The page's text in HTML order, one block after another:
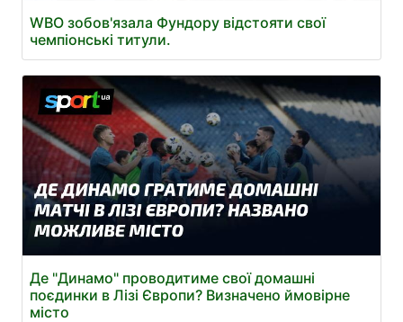
WBO зобов'язала Фундору відстояти свої
чемпіонські титули.
Де "Динамо" проводитиме свої домашні
поєдинки в Лізі Європи? Визначено ймовірне
місто